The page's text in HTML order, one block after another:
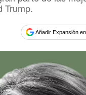
Trump.
Añadir Expansión